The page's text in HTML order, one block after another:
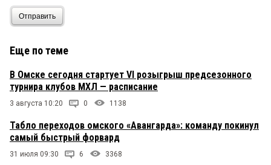
Отправить
Еще по теме
В Омске сегодня стартует VI розыгрыш предсезонного
турнира клубов МХЛ — расписание
3 августа 10:20 0 1138
Табло переходов омского «Авангарда»: команду покинул
самый быстрый форвард
31 июля 09:30 6 3368